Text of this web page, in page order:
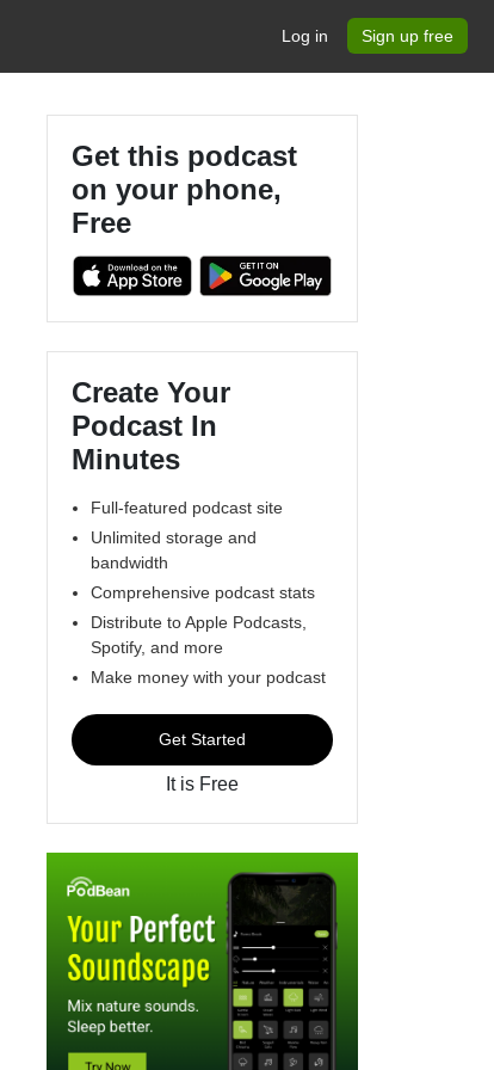
Log in Sign up free
Get this podcast
on your phone,
Free
Create Your
Podcast In
Minutes
Full-featured podcast site
Unlimited storage and
bandwidth
Comprehensive podcast stats
Distribute to Apple Podcasts,
Spotify, and more
Make money with your podcast
Get Started
It is Free